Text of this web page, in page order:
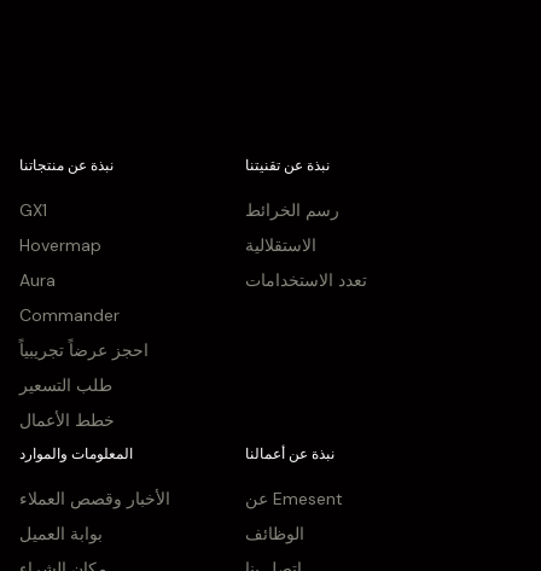
نبذة عن منتجاتنا
GX1
Hovermap
Aura
Commander
احجز عرضاً تجريبياً
طلب التسعير
خطط الأعمال
نبذة عن تقنيتنا
رسم الخرائط
الاستقلالية
تعدد الاستخدامات
المعلومات والموارد
الأخبار وقصص العملاء
بوابة العميل
نبذة عن أعمالنا
عن Emesent
الوظائف